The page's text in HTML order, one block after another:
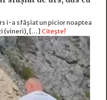
i-a sfâșiat un picior noaptea
(vineri), […] Citește!